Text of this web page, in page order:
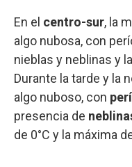
En el centro-sur, la
algo nubosa, con
nieblas y neblinas y
Durante la tarde y la
algo nuboso, con
presencia de
de 0°C y la máxima